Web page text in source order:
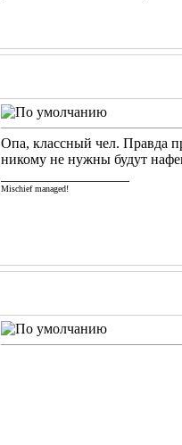
Опа, классный чел. Правда
никому не нужны будут
Mischief managed!